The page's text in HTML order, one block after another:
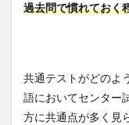
過去問で慣れておく
共通テストがどのよ
語においてセンター
方に共通点が多く見